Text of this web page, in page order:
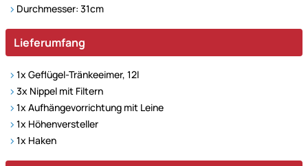
Durchmesser: 31cm
Lieferumfang
1x Geflügel-Tränkeeimer, 12l
3x Nippel mit Filtern
1x Aufhängevorrichtung mit Leine
1x Höhenversteller
1x Haken